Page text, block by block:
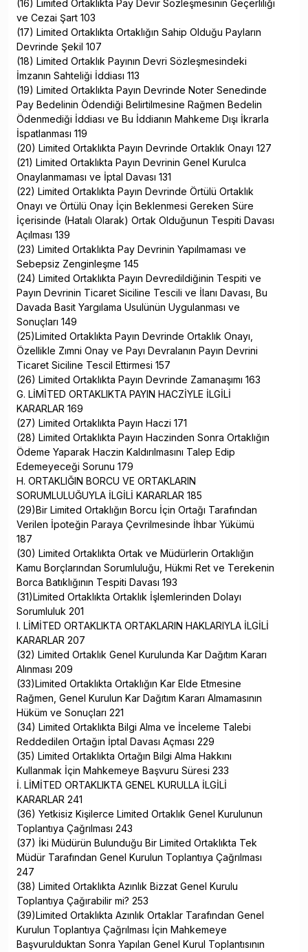
(16) Limited Ortaklıkta Pay Devir Sözleşmesinin Geçerliliği
ve Cezai Şart 103
(17) Limited Ortaklıkta Ortaklığın Sahip Olduğu Payların
Devrinde Şekil 107
(18) Limited Ortaklık Payının Devri Sözleşmesindeki
İmzanın Sahteliği İddiası 113
(19) Limited Ortaklıkta Payın Devrinde Noter Senedinde
Pay Bedelinin Ödendiği Belirtilmesine Rağmen Bedelin
Ödenmediği İddiası ve Bu İddianın Mahkeme Dışı İkrarla
İspatlanması 119
(20) Limited Ortaklıkta Payın Devrinde Ortaklık Onayı 127
(21) Limited Ortaklıkta Payın Devrinin Genel Kurulca
Onaylanmaması ve İptal Davası 131
(22) Limited Ortaklıkta Payın Devrinde Örtülü Ortaklık
Onayı ve Örtülü Onay İçin Beklenmesi Gereken Süre
İçerisinde (Hatalı Olarak) Ortak Olduğunun Tespiti Davası
Açılması 139
(23) Limited Ortaklıkta Pay Devrinin Yapılmaması ve
Sebepsiz Zenginleşme 145
(24) Limited Ortaklıkta Payın Devredildiğinin Tespiti ve
Payın Devrinin Ticaret Siciline Tescili ve İlanı Davası, Bu
Davada Basit Yargılama Usulünün Uygulanması ve
Sonuçları 149
(25)Limited Ortaklıkta Payın Devrinde Ortaklık Onayı,
Özellikle Zımni Onay ve Payı Devralanın Payın Devrini
Ticaret Siciline Tescil Ettirmesi 157
(26) Limited Ortaklıkta Payın Devrinde Zamanaşımı 163
G. LİMİTED ORTAKLIKTA PAYIN HACZİYLE İLGİLİ
KARARLAR 169
(27) Limited Ortaklıkta Payın Haczi 171
(28) Limited Ortaklıkta Payın Haczinden Sonra Ortaklığın
Ödeme Yaparak Haczin Kaldırılmasını Talep Edip
Edemeyeceği Sorunu 179
H. ORTAKLIĞIN BORCU VE ORTAKLARIN
SORUMLULUĞUYLA İLGİLİ KARARLAR 185
(29)Bir Limited Ortaklığın Borcu İçin Ortağı Tarafından
Verilen İpoteğin Paraya Çevrilmesinde İhbar Yükümü
187
(30) Limited Ortaklıkta Ortak ve Müdürlerin Ortaklığın
Kamu Borçlarından Sorumluluğu, Hükmi Ret ve Terekenin
Borca Batıklığının Tespiti Davası 193
(31)Limited Ortaklıkta Ortaklık İşlemlerinden Dolayı
Sorumluluk 201
I. LİMİTED ORTAKLIKTA ORTAKLARIN HAKLARIYLA İLGİLİ
KARARLAR 207
(32) Limited Ortaklık Genel Kurulunda Kar Dağıtım Kararı
Alınması 209
(33)Limited Ortaklıkta Ortaklığın Kar Elde Etmesine
Rağmen, Genel Kurulun Kar Dağıtım Kararı Almamasının
Hüküm ve Sonuçları 221
(34) Limited Ortaklıkta Bilgi Alma ve İnceleme Talebi
Reddedilen Ortağın İptal Davası Açması 229
(35) Limited Ortaklıkta Ortağın Bilgi Alma Hakkını
Kullanmak İçin Mahkemeye Başvuru Süresi 233
İ. LİMİTED ORTAKLIKTA GENEL KURULLA İLGİLİ
KARARLAR 241
(36) Yetkisiz Kişilerce Limited Ortaklık Genel Kurulunun
Toplantıya Çağrılması 243
(37) İki Müdürün Bulunduğu Bir Limited Ortaklıkta Tek
Müdür Tarafından Genel Kurulun Toplantıya Çağrılması
247
(38) Limited Ortaklıkta Azınlık Bizzat Genel Kurulu
Toplantıya Çağırabilir mi? 253
(39)Limited Ortaklıkta Azınlık Ortaklar Tarafından Genel
Kurulun Toplantıya Çağrılması İçin Mahkemeye
Başvurulduktan Sonra Yapılan Genel Kurul Toplantısının